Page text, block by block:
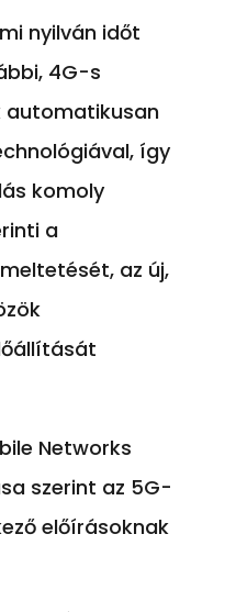
nyilván időt
4G-s
automatikusan
így
komoly
a
az új,
Networks
szerint az 5G-
előírásoknak